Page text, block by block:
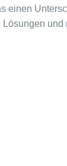
einen
und